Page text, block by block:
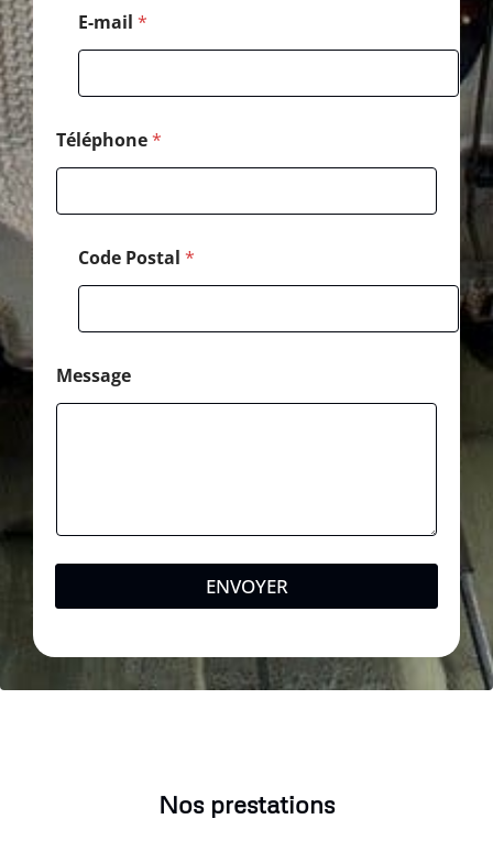
E-mail *
Téléphone*
m
l
*
Code Postal *
Message
ENVOYER
Nos prestations